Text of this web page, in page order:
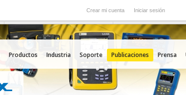
Iniciar sesión
Crear mi cuenta
Internacional
Nuestras filiales en el extranjero
Productos Industria Soporte Publicaciones Prensa